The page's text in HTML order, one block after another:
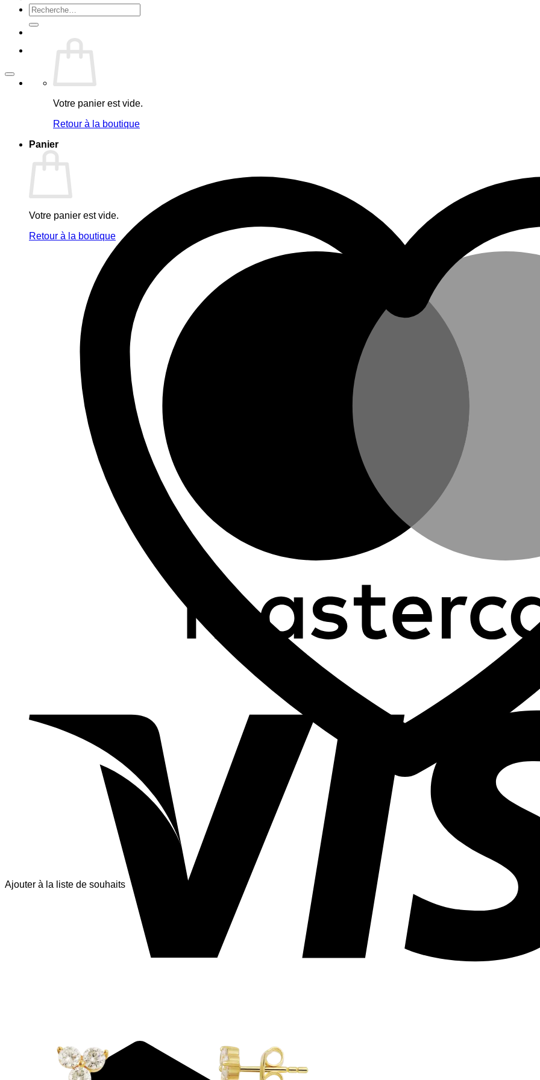
Recherche
pour :
Votre panier est vide.
Retour à la boutique
Panier
Votre panier est vide.
Retour à la boutique
Ajouter à la liste de souhaits